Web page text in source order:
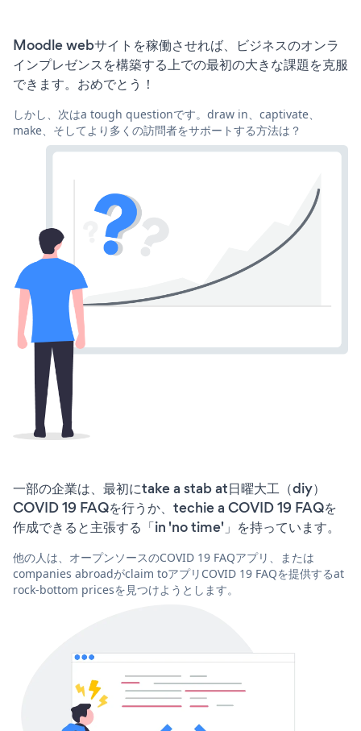
Moodle webサイトを稼働させれば、ビジネスのオンラ
インプレゼンスを構築する上での最初の大きな課題を克服
できます。おめでとう！
しかし、次はa tough questionです。draw in、captivate、
make、そしてより多くの訪問者をサポートする方法は？
一部の企業は、最初にtake a stab at日曜大工（diy）
COVID 19 FAQを行うか、techie a COVID 19 FAQを
作成できると主張する「in 'no time'」を持っています。
他の人は、オープンソースのCOVID 19 FAQアプリ、または
companies abroadがclaim toアプリCOVID 19 FAQを提供するat
rock-bottom pricesを見つけようとします。